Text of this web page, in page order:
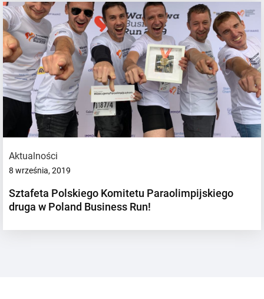
Aktualności
8 września, 2019
Sztafeta Polskiego Komitetu Paraolimpijskiego
druga w Poland Business Run!